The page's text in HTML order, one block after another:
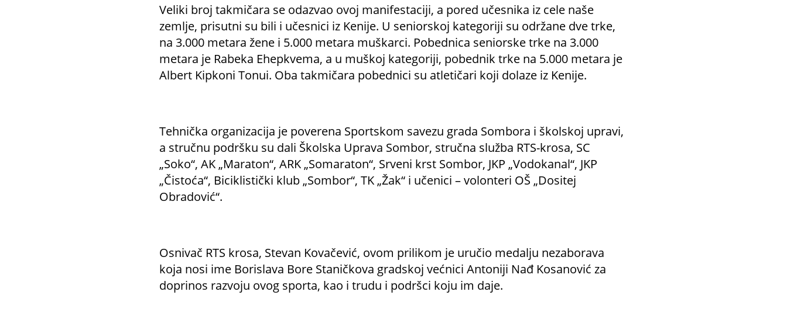
Veliki broj takmičara se odazvao ovoj manifestaciji, a pored učesnika iz cele naše
zemlje, prisutni su bili i učesnici iz Kenije. U seniorskoj kategoriji su održane dve trke,
na 3.000 metara žene i 5.000 metara muškarci. Pobednica seniorske trke na 3.000
metara je Rabeka Ehepkvema, a u muškoj kategoriji, pobednik trke na 5.000 metara je
Albert Kipkoni Tonui. Oba takmičara pobednici su atletičari koji dolaze iz Kenije.
Tehnička organizacija je poverena Sportskom savezu grada Sombora i školskoj upravi,
a stručnu podršku su dali Školska Uprava Sombor, stručna služba RTS-krosa, SC
„Soko“, AK „Maraton“, ARK „Somaraton“, Srveni krst Sombor, JKP „Vodokanal“, JKP
„Čistoća“, Biciklistički klub „Sombor“, TK „Žak“ i učenici – volonteri OŠ „Dositej
Obradović“.
Osnivač RTS krosa, Stevan Kovačević, ovom prilikom je uručio medalju nezaborava
koja nosi ime Borislava Bore Staničkova gradskoj većnici Antoniji Nađ Kosanović za
doprinos razvoju ovog sporta, kao i trudu i podršci koju im daje.